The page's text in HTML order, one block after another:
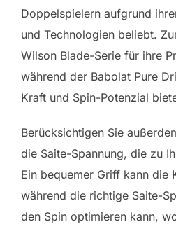
Doppelspielern aufgrund
und Technologien beliebt.
Wilson Blade-Serie für ihre
während der Babolat Pure
Kraft und Spin-Potenzial
Berücksichtigen Sie
die Saite-Spannung, die zu
Ein bequemer Griff kann die
während die richtige Saite-
den Spin optimieren kann,